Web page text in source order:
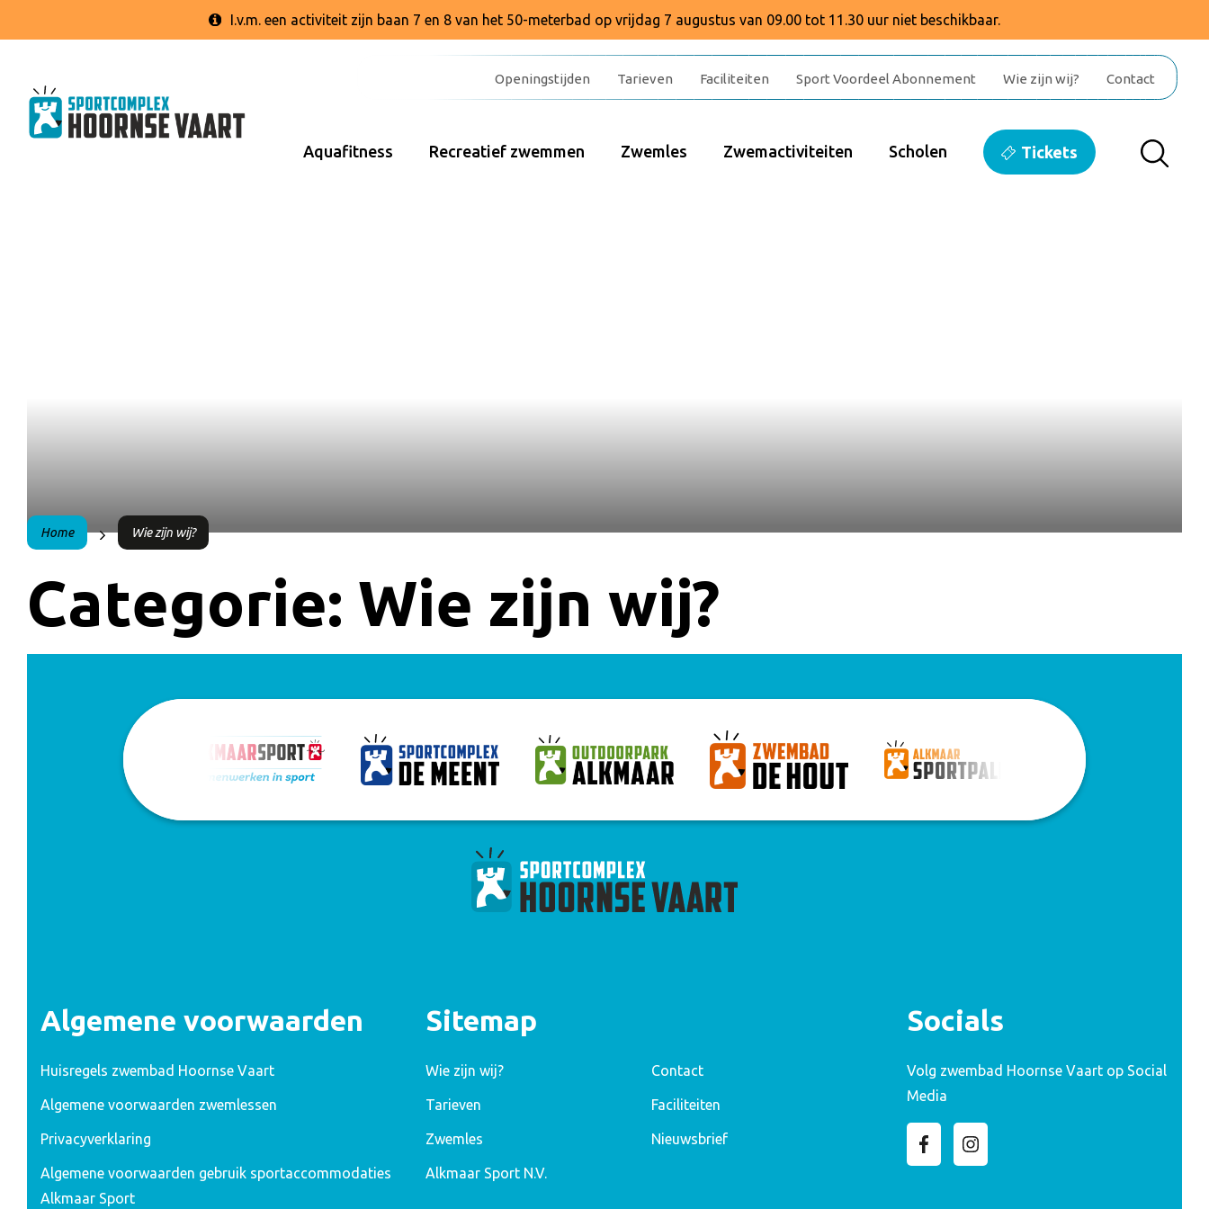
I.v.m. een activiteit zijn baan 7 en 8 van het 50-meterbad op vrijdag 7 augustus van 09.00 tot 11.30 uur niet beschikbaar.
Openingstijden Tarieven Faciliteiten Sport Voordeel Abonnement Wie zijn wij? Contact
Aquafitness Recreatief zwemmen Zwemles Zwemactiviteiten Scholen Tickets
Home Wie zijn wij?
Categorie: Wie zijn wij?
Algemene voorwaarden
Huisregels zwembad Hoornse Vaart
Algemene voorwaarden zwemlessen
Privacyverklaring
Algemene voorwaarden gebruik sportaccommodaties
Alkmaar Sport
Sitemap
Wie zijn wij? Contact
Tarieven Faciliteiten
Zwemles Nieuwsbrief
Alkmaar Sport N.V.
Socials
Volg zwembad Hoornse Vaart op Social
Media